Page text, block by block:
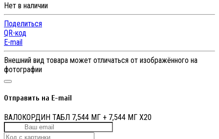
Нет в наличии
Поделиться
QR-код
E-mail
Внешний вид товара может отличаться от изображённого на
фотографии
Отправить на E-mail
ВАЛОКОРДИН ТАБЛ 7,544 МГ + 7,544 МГ Х20